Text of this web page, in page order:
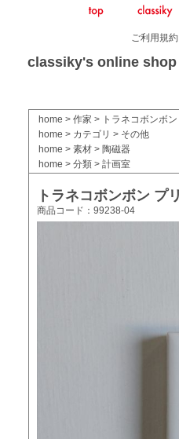
ご利用規約
classiky's online shop
home > 作家 > トラネコボンボン
home > カテゴリ > その他
home > 素材 > 陶磁器
home > 分類 > 計画室
トラネコボンボン プ
商品コード：99238-04